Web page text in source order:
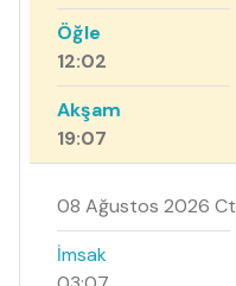
Öğle
12:02
Akşam
19:07
08 Ağustos 2026 Ct
İmsak